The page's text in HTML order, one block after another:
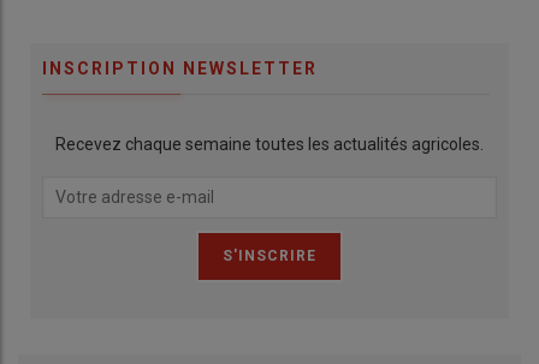
INSCRIPTION NEWSLETTER
Recevez chaque semaine toutes les actualités agricoles.